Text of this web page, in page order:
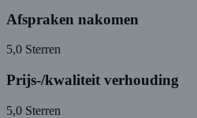
Afspraken nakomen
5,0 Sterren
Prijs-/kwaliteit verhouding
5,0 Sterren